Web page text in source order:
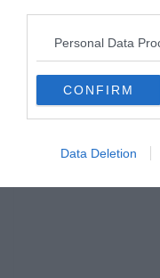
Personal Data
CONFIRM
Data Deletion